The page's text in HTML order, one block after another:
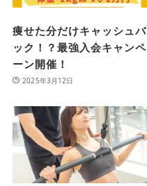
痩せた分だけキャッシュバ
ック！？最強入会キャンペ
ーン開催！
2025年3月12日